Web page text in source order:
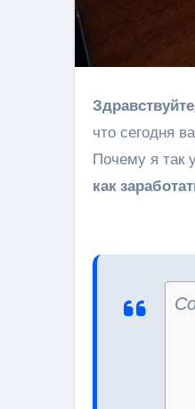
что сегодня
Почему я так
как